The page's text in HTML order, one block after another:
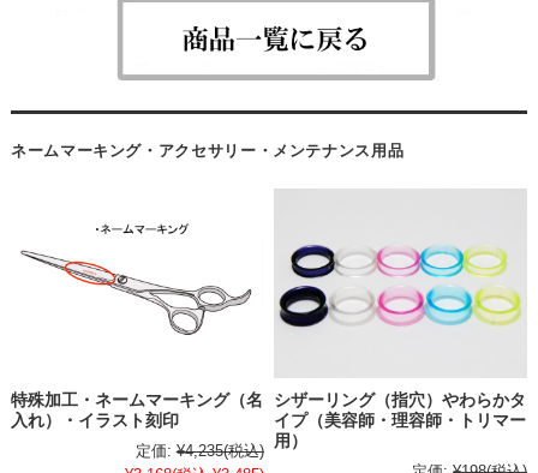
ネームマーキング・アクセサリー・メンテナンス用品
特殊加工・ネームマーキング（名
入れ）・イラスト刻印
定価: ¥4,235(税込)
シザーリング（指穴）やわらかタ
イプ（美容師・理容師・トリマー
用）